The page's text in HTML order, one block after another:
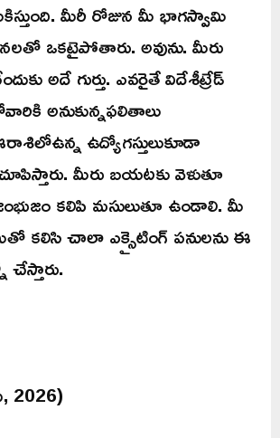
మీరీ రోజున మీ భాగస్వామి
ఒకటైపోతారు. అవును. మీరు
అదే గుర్తు. ఎవరైతే విదేశీట్రేడ్
అనుకున్నఫలితాలు
ఉద్యోగస్తులుకూడా
మీరు బయటకు వెళుతూ
కలిపి మసులుతూ ఉండాలి. మీ
కలిసి చాలా ఎక్సైటింగ్ పనులను ఈ
2026)